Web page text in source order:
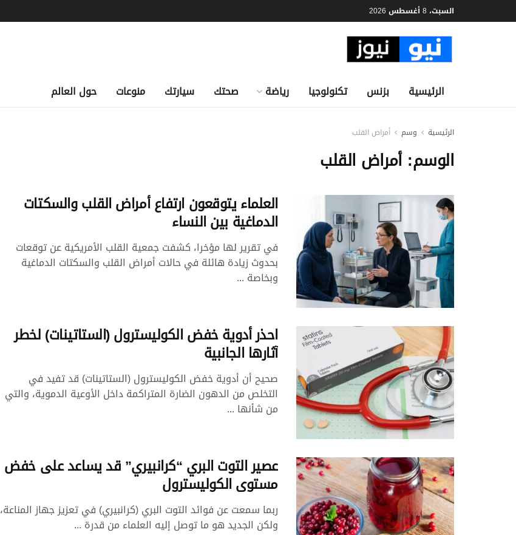
السبت، 8 أغسطس 2026
الرئيسية بزنس تكنولوجيا رياضة صحتك سيارتك منوعات حول العالم
الرئيسية وسم أمراض القلب
الوسم:أمراض القلب
العلماء يتوقعون ارتفاع أمراض القلب والسكتات
الدماغية بين النساء
في تقرير لها مؤخرا، كشفت جمعية القلب الأمريكية عن توقعات
بحدوث زيادة هائلة في حالات أمراض القلب والسكتات الدماغية
وبخاصة ...
احذر أدوية خفض الكوليسترول (الستاتينات) لخطر
آثارها الجانبية
صحيح أن أدوية خفض الكوليسترول (الستاتينات) قد تفيد في
التخلص من الدهون الضارة المتراكمة داخل الأوعية الدموية، والتي
من شأنها ...
عصير التوت البري “كرانبيري” قد يساعد على خفض
مستوى الكوليسترول
ربما سمعت عن فوائد التوت البري (كرانبيري) في تعزيز جهاز المناعة،
ولكن الجديد هو ما توصل إليه العلماء من قدرة ...